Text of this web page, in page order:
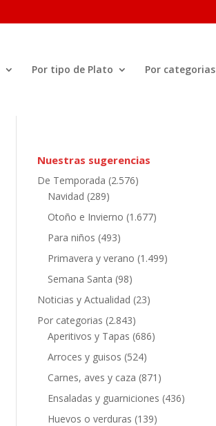
Por tipo de Plato Por categorias
Nuestras sugerencias
De Temporada (2.576)
Navidad (289)
Otoño e Invierno (1.677)
Para niños (493)
Primavera y verano (1.499)
Semana Santa (98)
Noticias y Actualidad (23)
Por categorias (2.843)
Aperitivos y Tapas (686)
Arroces y guisos (524)
Carnes, aves y caza (871)
Ensaladas y guarniciones (436)
Huevos o verduras (139)